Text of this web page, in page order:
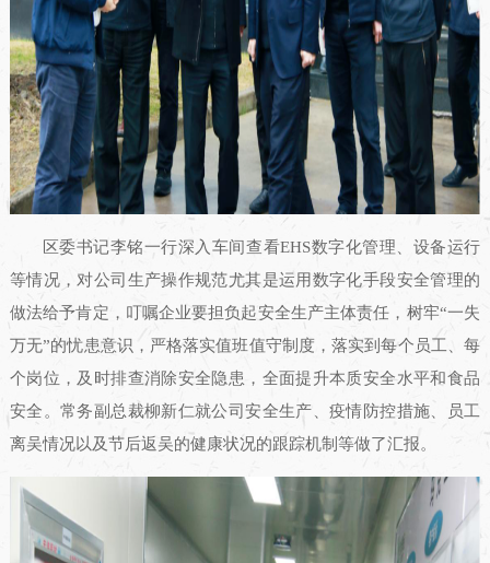
区委书记李铭一行深入车间查看EHS数字化管理、设备运行
等情况，对公司生产操作规范尤其是运用数字化手段安全管理的
做法给予肯定，叮嘱企业要担负起安全生产主体责任，树牢“一失
万无”的忧患意识，严格落实值班值守制度，落实到每个员工、每
个岗位，及时排查消除安全隐患，全面提升本质安全水平和食品
安全。常务副总裁柳新仁就公司安全生产、疫情防控措施、员工
离吴情况以及节后返吴的健康状况的跟踪机制等做了汇报。